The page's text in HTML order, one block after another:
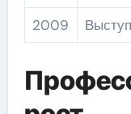
2009